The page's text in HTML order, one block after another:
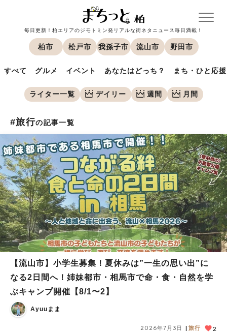
毎日更新！柏エリアのジモトミン発リアルな街ネタニュース毎日満載！
柏市 松戸市 我孫子市 流山市 野田市
すべて グルメ イベント あなたはどっち？ まち・ひと応援
ライター一覧 デイリー 週間 月間
#旅行の記事一覧
【流山市】小学生募集！夏休みは”一生の思い出”に
なる2日間へ！姉妹都市・相馬市で命・食・自然を学
ぶキャンプ開催【8/1〜2】
Ayuuまま
2026年7月3日 旅行 2